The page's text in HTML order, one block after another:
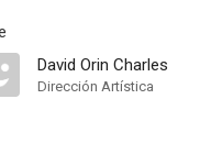
David Orin Charles
Dirección Artística